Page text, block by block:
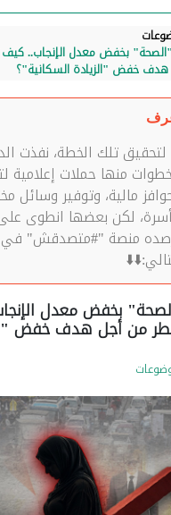
"الصحة" بخفض معدل الإنجاب..
خفض "الزيادة السكانية"؟
لتحقيق تلك الخطة، نفذت
منها حملات إعلامية
مالية، وتوفير وسائل
لكن بعضها انطوى
منصة "#متصدقش" في
بخفض معدل
من أجل هدف خفض